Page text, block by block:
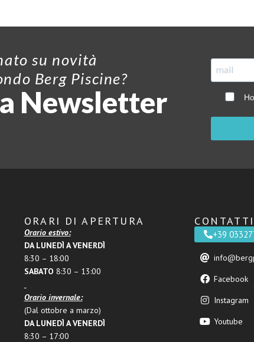
su novità
Berg Piscine?
Newsletter
ORARI DI APERTURA
Orario estivo:
DA LUNEDÌ A VENERDÌ
8:30 – 18:00
SABATO 8:30 – 13:00
Orario invernale:
(Dal ottobre a marzo)
DA LUNEDÌ A VENERDÌ
8:30 – 17:00
CONTATTI
+39
Facebook
Instagram
Youtube